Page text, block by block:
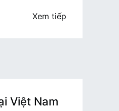
Xem tiếp
Việt Nam